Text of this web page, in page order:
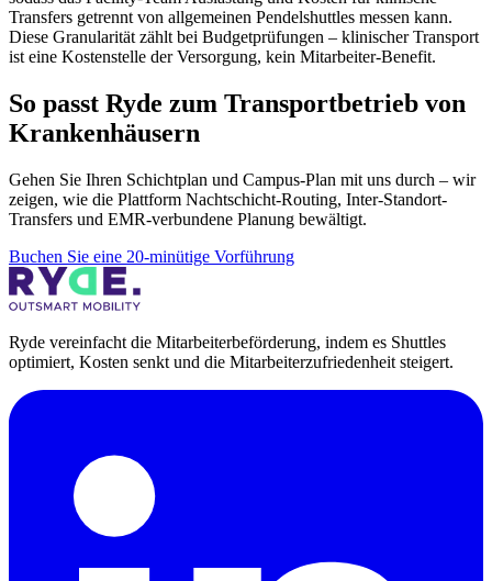
Transfers getrennt von allgemeinen Pendelshuttles messen kann.
Diese Granularität zählt bei Budgetprüfungen – klinischer Transport
ist eine Kostenstelle der Versorgung, kein Mitarbeiter-Benefit.
So passt Ryde zum Transportbetrieb von
Krankenhäusern
Gehen Sie Ihren Schichtplan und Campus-Plan mit uns durch – wir
zeigen, wie die Plattform Nachtschicht-Routing, Inter-Standort-
Transfers und EMR-verbundene Planung bewältigt.
Buchen Sie eine 20-minütige Vorführung
Ryde vereinfacht die Mitarbeiterbeförderung, indem es Shuttles
optimiert, Kosten senkt und die Mitarbeiterzufriedenheit steigert.